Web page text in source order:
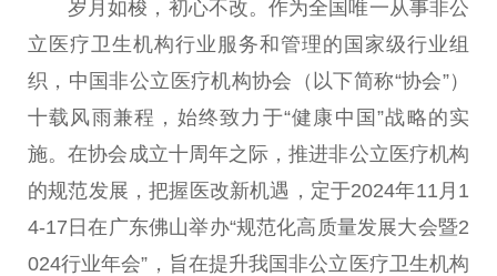
岁月如梭， 初心不改。作为全国唯一从事非公
立医疗卫生机构行业服务和管理的 国家级行业组
织， 中国非公立医疗机构协会 （以下简称“协会”）
十载风雨兼程，始终致力于“健康 中国”战略的实
施。在协会 成立十周年之际，推进非公立医疗机构
的规范发展，把握医改新机遇，定于2024年11月1
4-17日在广东佛山举办“规范化高质量发展大会暨2
024行业年会”，旨在提升我国非公立医疗卫生机构